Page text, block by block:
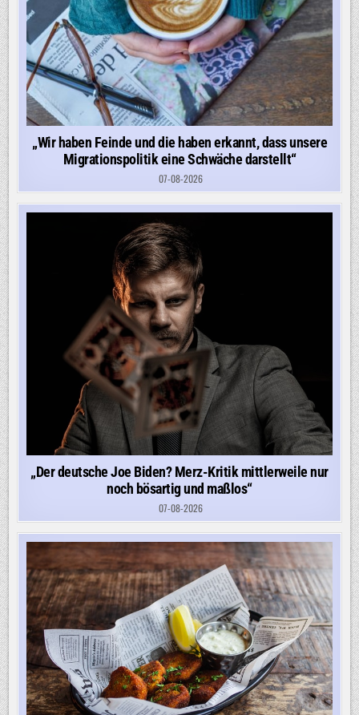
„Wir haben Feinde und die haben erkannt, dass unsere
Migrationspolitik eine Schwäche darstellt“
07-08-2026
„Der deutsche Joe Biden? Merz-Kritik mittlerweile nur
noch bösartig und maßlos“
07-08-2026